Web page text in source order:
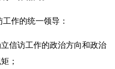
作的统一领导：
访工作的政治方向和政治
；